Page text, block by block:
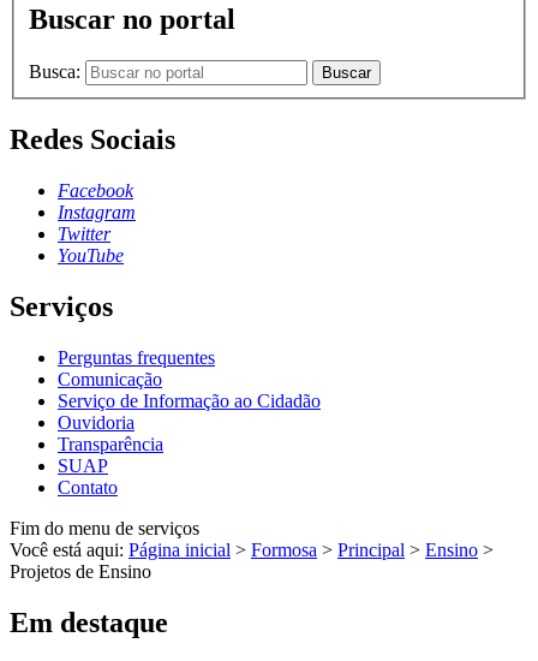
Buscar no portal
Busca: Buscar
Redes Sociais
Facebook
Instagram
Twitter
YouTube
Serviços
Perguntas frequentes
Comunicação
Serviço de Informação ao Cidadão
Ouvidoria
Transparência
SUAP
Contato
Fim do menu de serviços
Você está aqui: Página inicial > Formosa > Principal > Ensino >
Projetos de Ensino
Em destaque